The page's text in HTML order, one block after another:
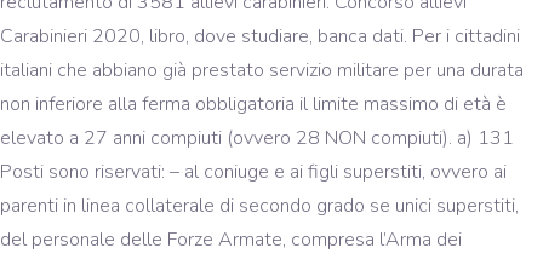
Carabinieri 2020, libro, dove studiare, banca dati. Per i cittadini
italiani che abbiano già prestato servizio militare per una durata
non inferiore alla ferma obbligatoria il limite massimo di età è
elevato a 27 anni compiuti (ovvero 28 NON compiuti). a) 131
Posti sono riservati: – al coniuge e ai figli superstiti, ovvero ai
parenti in linea collaterale di secondo grado se unici superstiti,
del personale delle Forze Armate, compresa l’Arma dei